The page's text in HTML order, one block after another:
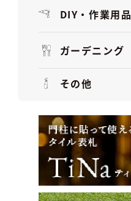
DIY・作業用品
ガーデニング
その他